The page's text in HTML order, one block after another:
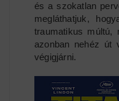
és a szokatlan
megláthatjuk,
traumatikus múltú,
azonban nehéz út
végigjárni.